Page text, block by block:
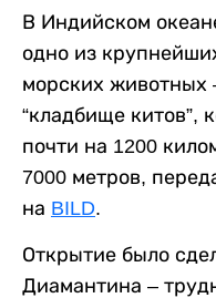
В Индийском
одно из
морских животных
“кладбище китов”,
почти на 1200
7000 метров,
на BILD.
Открытие было
Диамантина –